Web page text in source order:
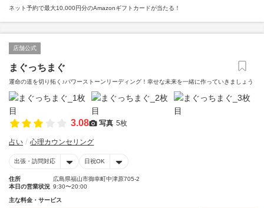
ネット予約で最大10,000円分のAmazonギフトカードが当たる！
店舗公式
まぐっちまぐ
運命の道を切り拓く♪パワーストーンリーディング！幸せな未来を一緒に作っていきましょう
3.08 写真 5枚
占い 心理カウンセリング
出張・訪問対応 日祝OK
住所
広島県福山市御幸町中津原705-2
本日の営業状況 9:30〜20:00
主な料金・サービス